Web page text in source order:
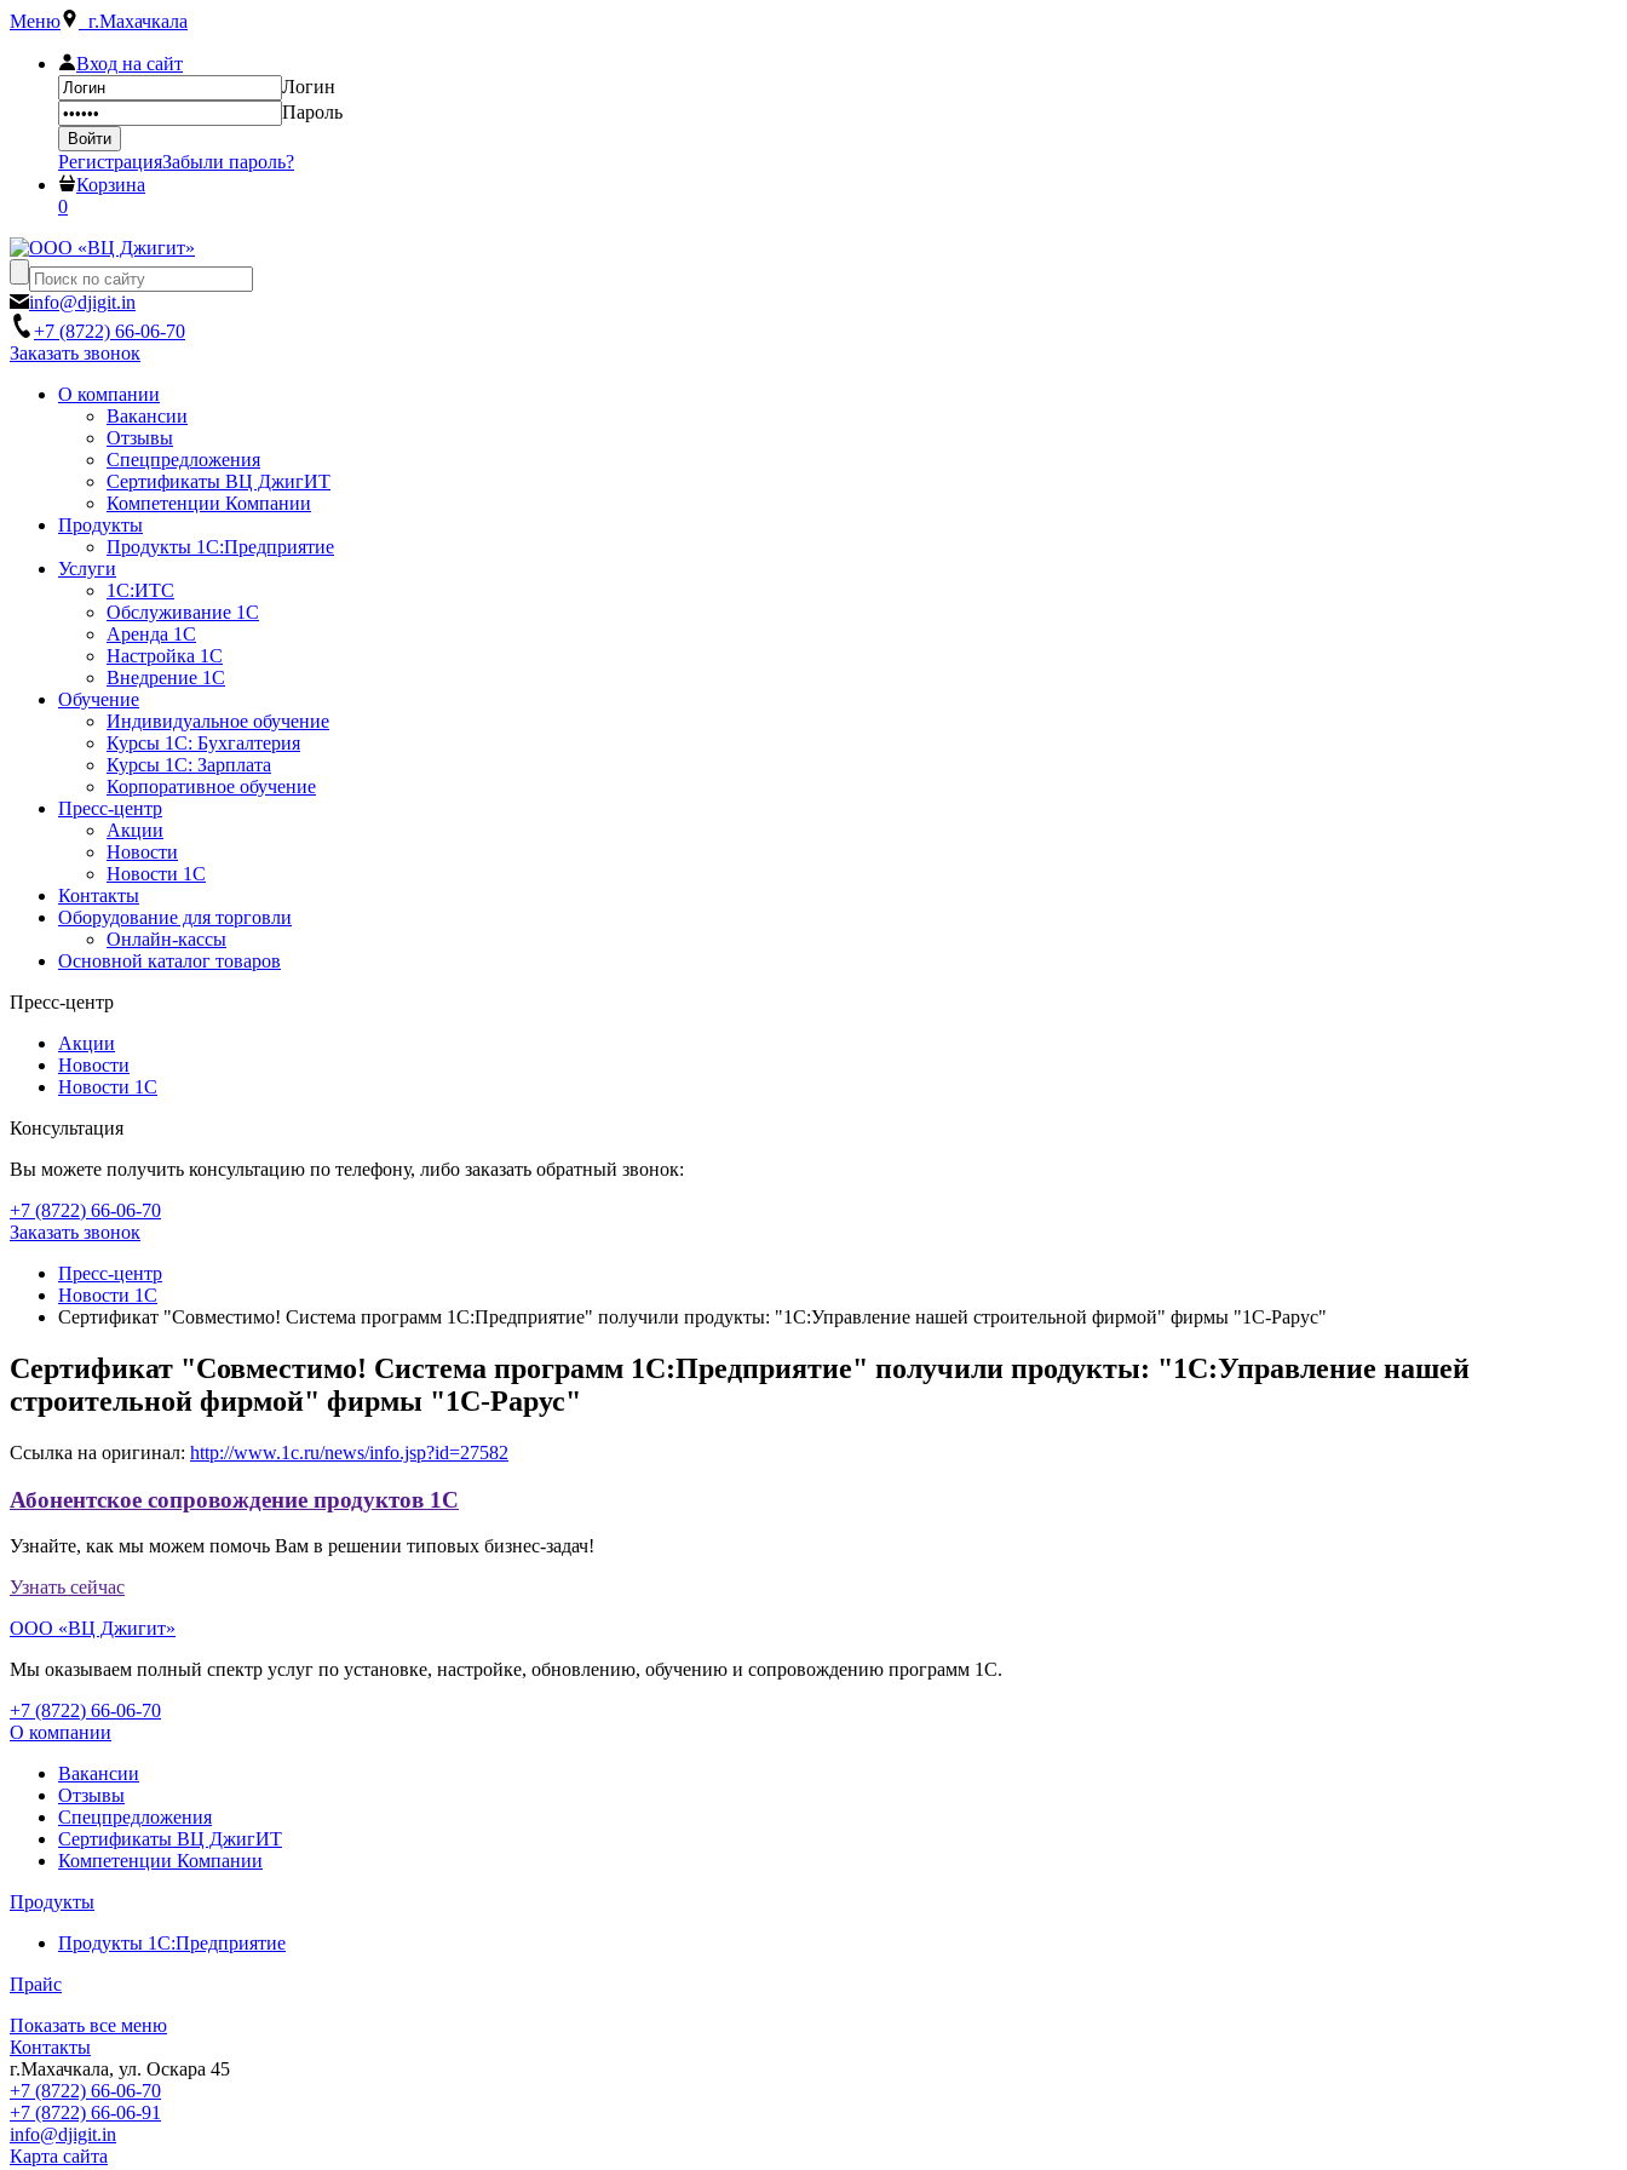
Меню г.Махачкала
Вход на сайт
Логин
Пароль
РегистрацияЗабыли пароль?
Корзина
0
info@djigit.in
+7 (8722) 66-06-70
Заказать звонок
О компании
Вакансии
Отзывы
Спецпредложения
Сертификаты ВЦ ДжигИТ
Компетенции Компании
Продукты
Продукты 1С:Предприятие
Услуги
1С:ИТС
Обслуживание 1С
Аренда 1С
Настройка 1С
Внедрение 1С
Обучение
Индивидуальное обучение
Курсы 1С: Бухгалтерия
Курсы 1С: Зарплата
Корпоративное обучение
Пресс-центр
Акции
Новости
Новости 1С
Контакты
Оборудование для торговли
Онлайн-кассы
Основной каталог товаров
Пресс-центр
Акции
Новости
Новости 1С
Консультация
Вы можете получить консультацию по телефону, либо заказать обратный звонок:
+7 (8722) 66-06-70
Заказать звонок
Пресс-центр
Новости 1С
Сертификат "Совместимо! Система программ 1С:Предприятие" получили продукты: "1С:Управление нашей строительной фирмой" фирмы "1С-Рарус"
Сертификат "Совместимо! Система программ 1С:Предприятие" получили продукты: "1С:Управление нашей
строительной фирмой" фирмы "1С-Рарус"
Ссылка на оригинал: http://www.1c.ru/news/info.jsp?id=27582
Абонентское сопровождение продуктов 1C
Узнайте, как мы можем помочь Вам в решении типовых бизнес-задач!
Узнать сейчас
ООО «ВЦ Джигит»
Мы оказываем полный спектр услуг по установке, настройке, обновлению, обучению и сопровождению программ 1С.
+7 (8722) 66-06-70
О компании
Вакансии
Отзывы
Спецпредложения
Сертификаты ВЦ ДжигИТ
Компетенции Компании
Продукты
Продукты 1С:Предприятие
Прайс
Показать все меню
Контакты
г.Махачкала, ул. Оскара 45
+7 (8722) 66-06-70
+7 (8722) 66-06-91
info@djigit.in
Карта сайта